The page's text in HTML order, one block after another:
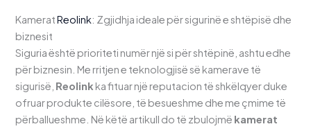
KameratReolink: Zgjidhja ideale për sigurinë e shtëpisë dhe
biznesit
Siguria është prioriteti numër një si për shtëpinë, ashtu edhe
për biznesin. Me rritjen e teknologjisë së kamerave të
sigurisë, Reolink ka fituar një reputacion të shkëlqyer duke
ofruar produkte cilësore, të besueshme dhe me çmime të
përballueshme. Në këtë artikull do të zbulojmë kamerat